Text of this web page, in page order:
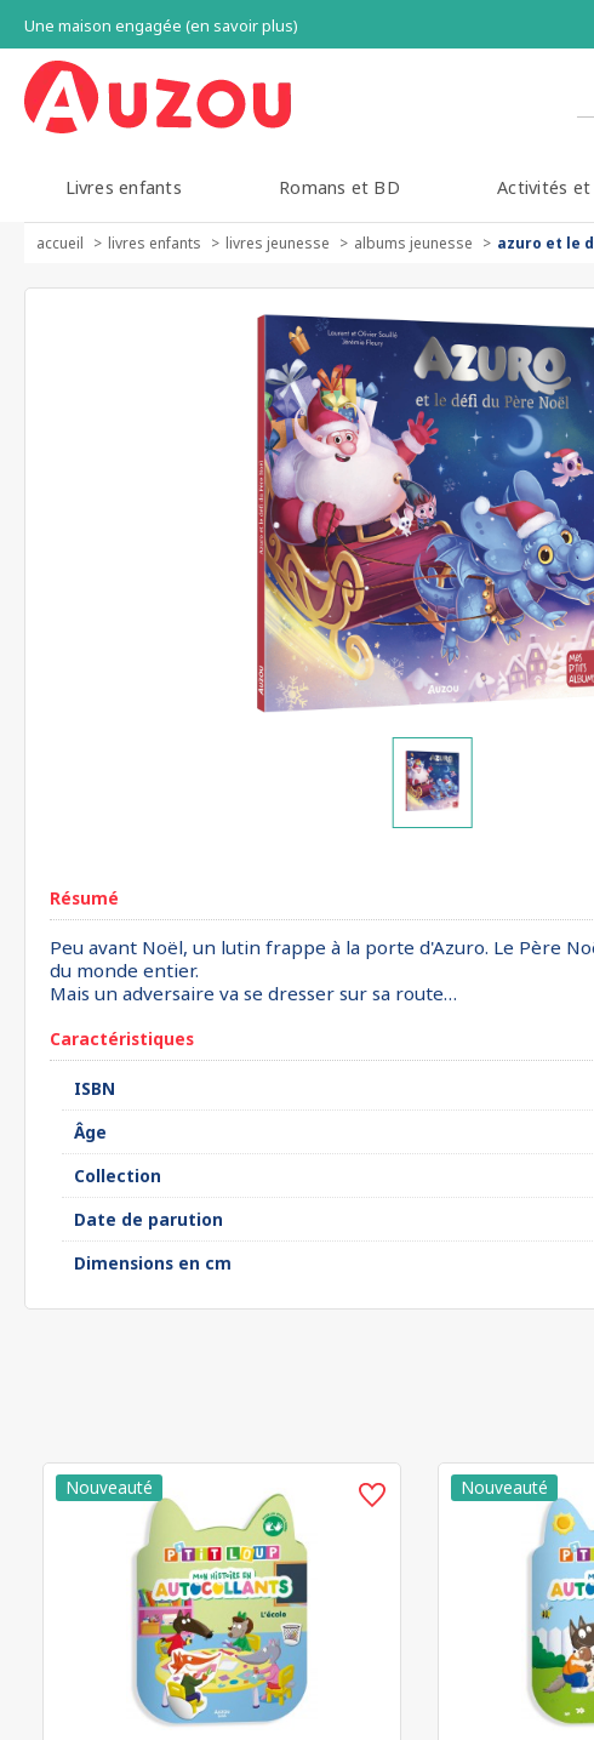
Une maison engagée (en savoir plus)
Livres enfants Romans et BD Activités
accueil livres enfants livres jeunesse albums jeunesse azuro et le
Résumé
Peu avant Noël, un lutin frappe à la porte d'Azuro. Le Père
du monde entier.
Mais un adversaire va se dresser sur sa route…
Caractéristiques
ISBN
Âge
Collection
Date de parution
Dimensions en cm